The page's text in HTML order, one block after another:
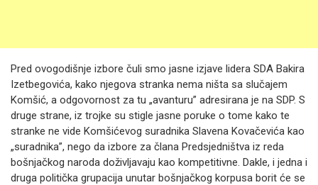
Pred ovogodišnje izbore čuli smo jasne izjave lidera SDA Bakira
Izetbegovića, kako njegova stranka nema ništa sa slučajem
Komšić, a odgovornost za tu „avanturu” adresirana je na SDP. S
druge strane, iz trojke su stigle jasne poruke o tome kako te
stranke ne vide Komšićevog suradnika Slavena Kovačevića kao
„suradnika”, nego da izbore za člana Predsjedništva iz reda
bošnjačkog naroda doživljavaju kao kompetitivne. Dakle, i jedna i
druga politička grupacija unutar bošnjačkog korpusa borit će se